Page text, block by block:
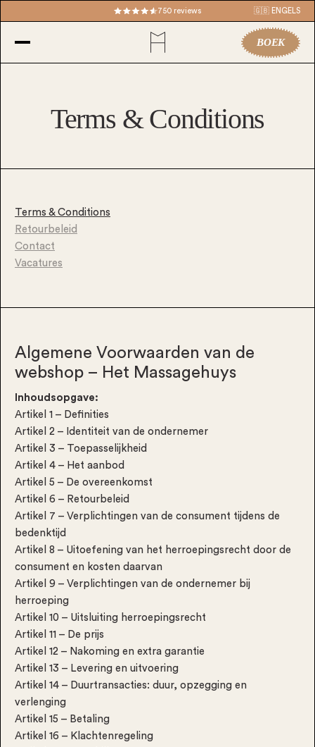
750 reviews 🇬🇧 ENGELS
BOEK
Terms & Conditions
Terms & Conditions
Retourbeleid
Contact
Vacatures
Algemene Voorwaarden van de
webshop – Het Massagehuys
Inhoudsopgave:
Artikel 1 – Definities
Artikel 2 – Identiteit van de ondernemer
Artikel 3 – Toepasselijkheid
Artikel 4 – Het aanbod
Artikel 5 – De overeenkomst
Artikel 6 – Retourbeleid
Artikel 7 – Verplichtingen van de consument tijdens de
bedenktijd
Artikel 8 – Uitoefening van het herroepingsrecht door de
consument en kosten daarvan
Artikel 9 – Verplichtingen van de ondernemer bij
herroeping
Artikel 10 – Uitsluiting herroepingsrecht
Artikel 11 – De prijs
Artikel 12 – Nakoming en extra garantie
Artikel 13 – Levering en uitvoering
Artikel 14 – Duurtransacties: duur, opzegging en
verlenging
Artikel 15 – Betaling
Artikel 16 – Klachtenregeling